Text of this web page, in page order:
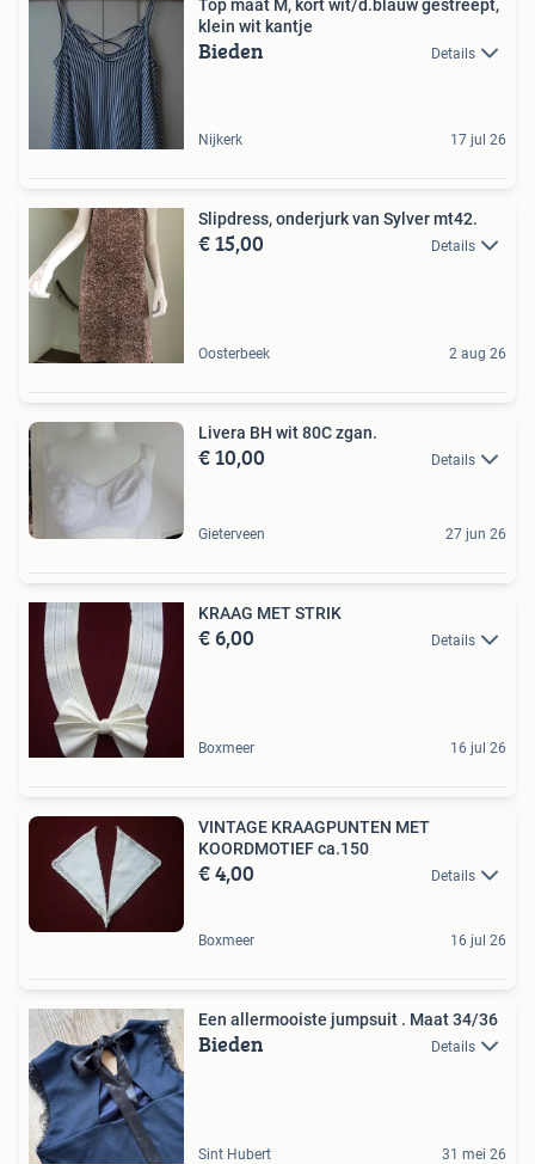
Top maat M, kort wit/d.blauw gestreept,
klein wit kantje
Bieden Details
Nijkerk 17 jul 26
Slipdress, onderjurk van Sylver mt42.
€ 15,00 Details
Oosterbeek 2 aug 26
Livera BH wit 80C zgan.
€ 10,00 Details
Gieterveen 27 jun 26
KRAAG MET STRIK
€ 6,00 Details
Boxmeer 16 jul 26
VINTAGE KRAAGPUNTEN MET
KOORDMOTIEF ca.150
€ 4,00 Details
Boxmeer 16 jul 26
Een allermooiste jumpsuit . Maat 34/36
Bieden Details
Sint Hubert 31 mei 26